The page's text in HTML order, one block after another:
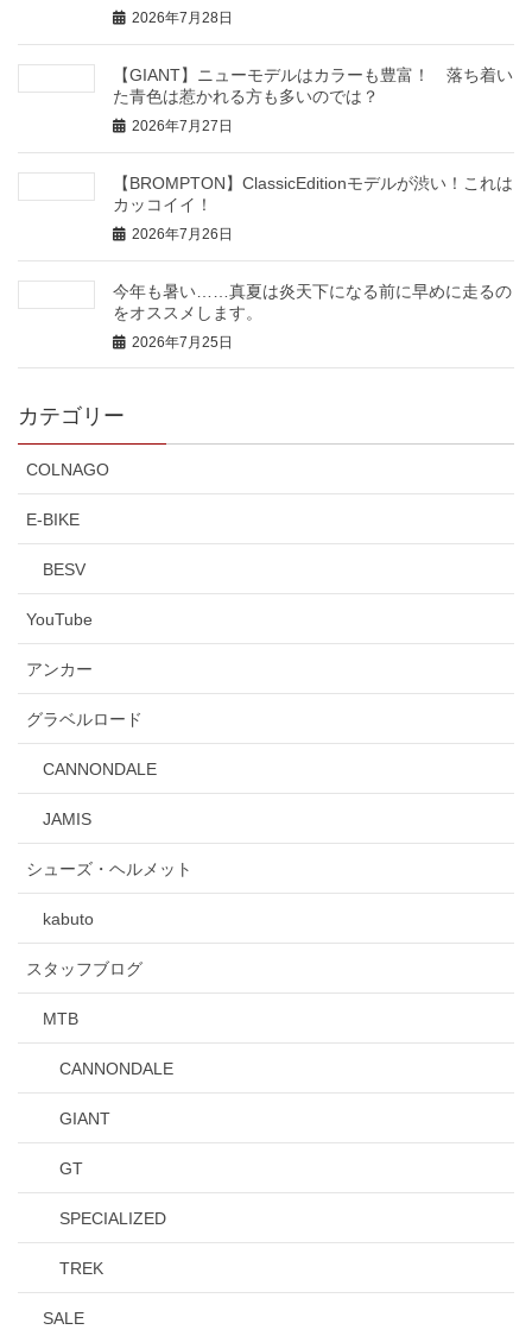
2026年7月28日
【GIANT】ニューモデルはカラーも豊富！ 落ち着い
た青色は惹かれる方も多いのでは？
2026年7月27日
【BROMPTON】ClassicEditionモデルが渋い！これは
カッコイイ！
2026年7月26日
今年も暑い……真夏は炎天下になる前に早めに走るの
をオススメします。
2026年7月25日
カテゴリー
COLNAGO
E-BIKE
BESV
YouTube
アンカー
グラベルロード
CANNONDALE
JAMIS
シューズ・ヘルメット
kabuto
スタッフブログ
MTB
CANNONDALE
GIANT
GT
SPECIALIZED
TREK
SALE